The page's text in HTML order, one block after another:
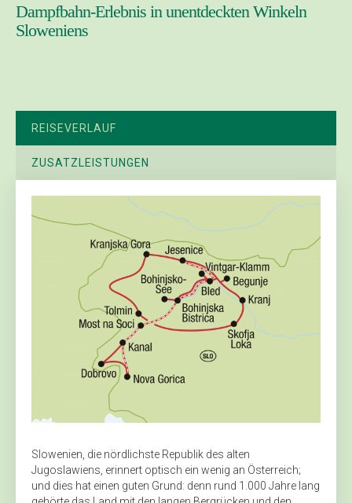
Dampfbahn-Erlebnis in unentdeckten Winkeln
Sloweniens
REISEVERLAUF
ZUSATZLEISTUNGEN
Slowenien, die nördlichste Republik des alten
Jugoslawiens, erinnert optisch ein wenig an Österreich;
und dies hat einen guten Grund: denn rund 1.000 Jahre lang